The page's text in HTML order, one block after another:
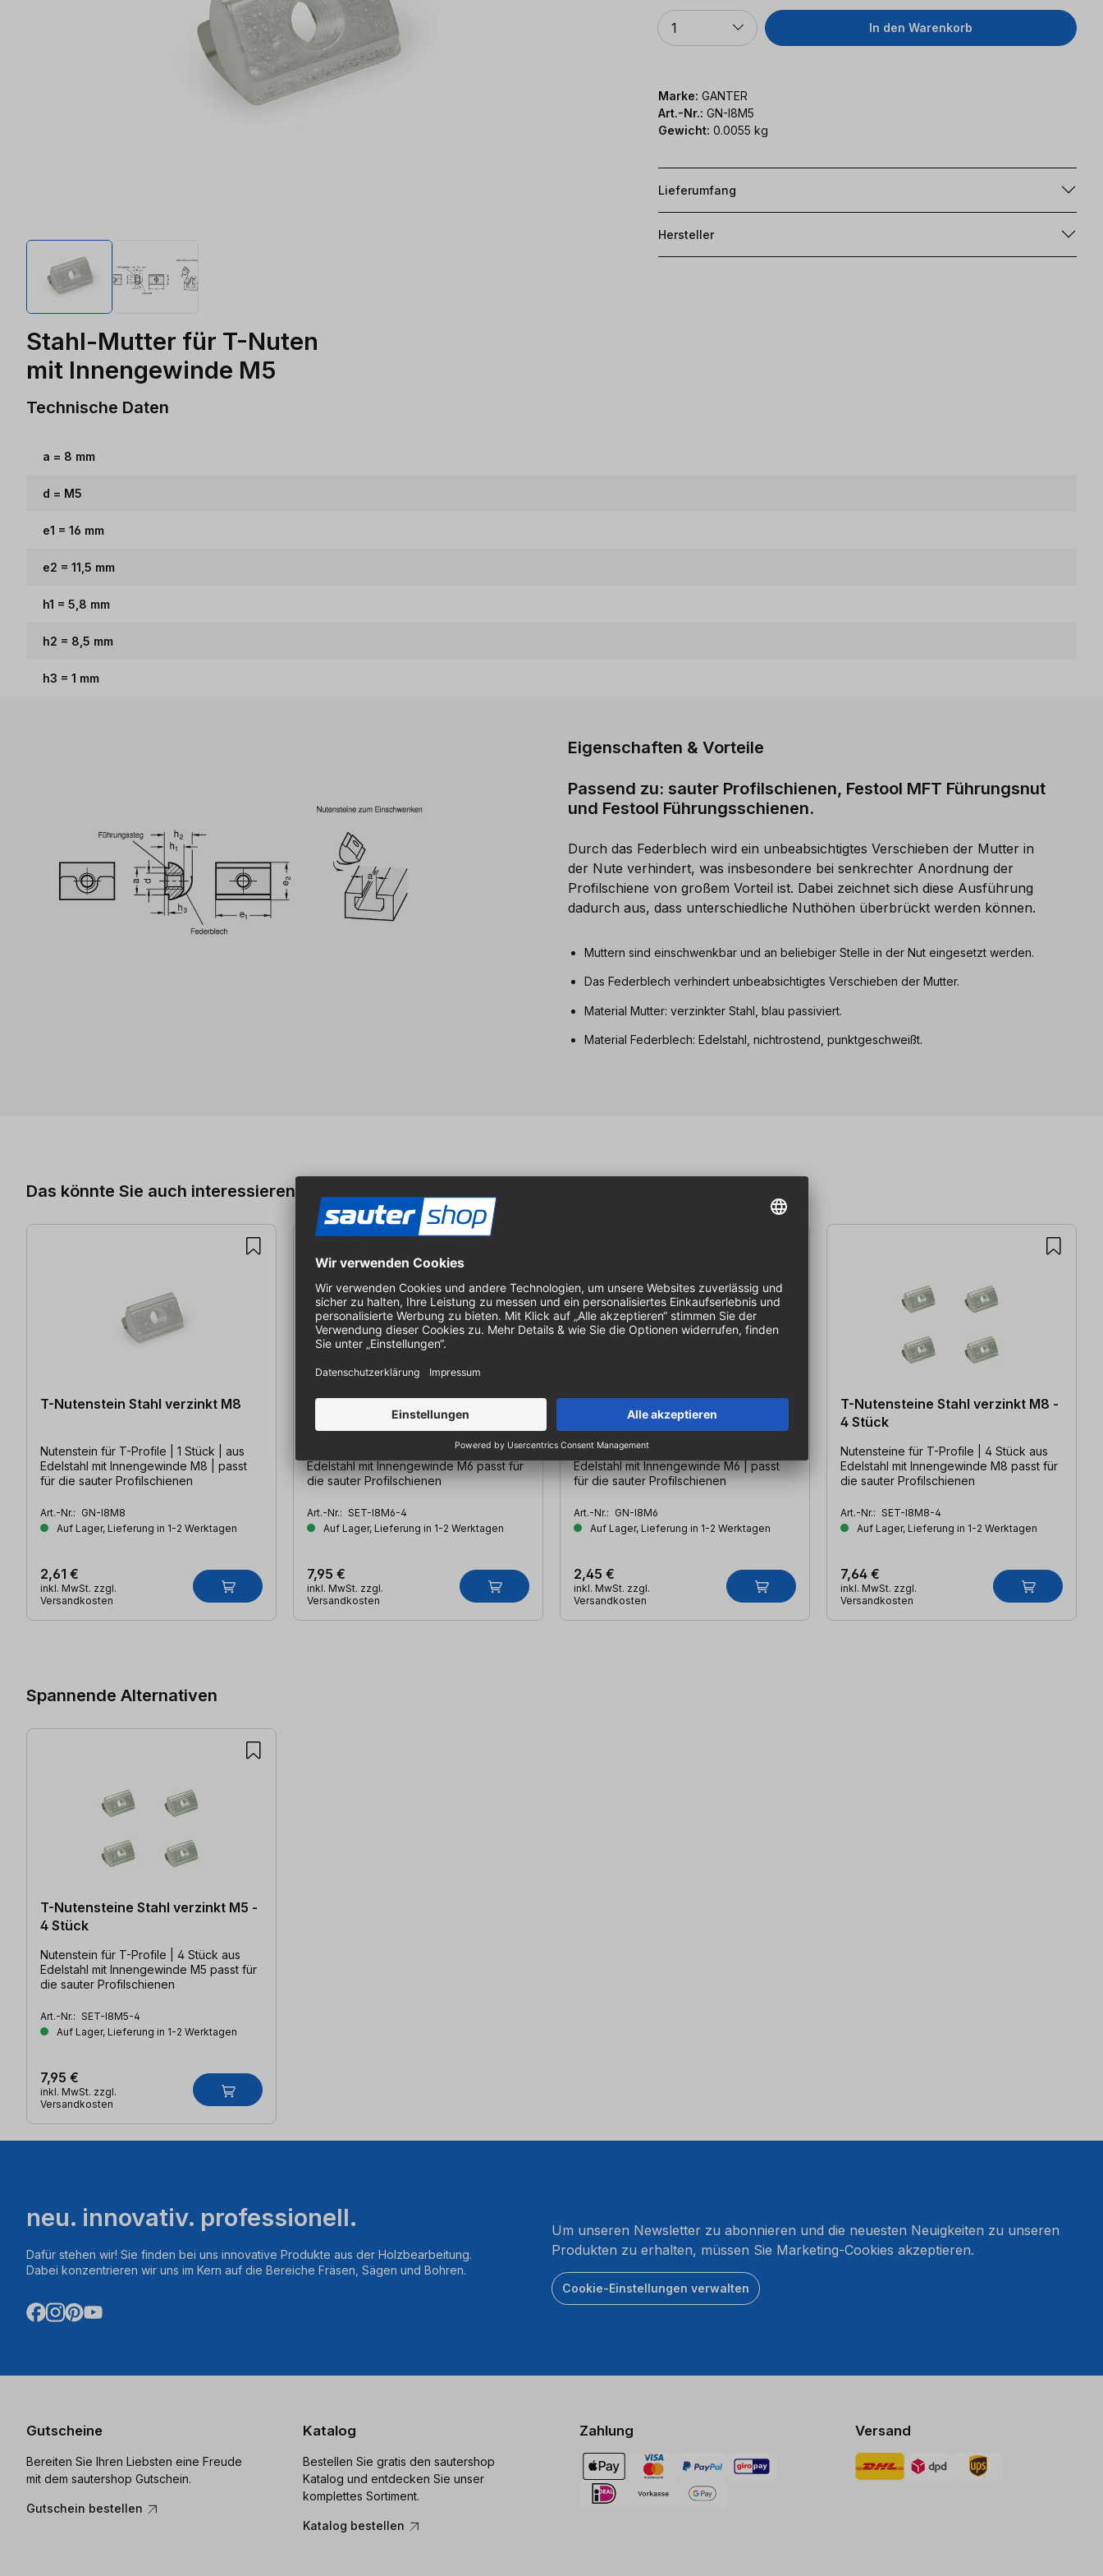
Anzahl
1 In den Warenkorb
Marke: GANTER
Art.-Nr.: GN-I8M5
Gewicht: 0.0055 kg
Lieferumfang
Hersteller
Stahl-Mutter für T-Nuten
mit Innengewinde M5
Technische Daten
a = 8 mm
d = M5
e1 = 16 mm
e2 = 11,5 mm
h1 = 5,8 mm
h2 = 8,5 mm
h3 = 1 mm
Eigenschaften & Vorteile
Passend zu: sauter Profilschienen, Festool MFT Führungsnut
und Festool Führungsschienen.
Durch das Federblech wird ein unbeabsichtigtes Verschieben der Mutter in
der Nute verhindert, was insbesondere bei senkrechter Anordnung der
Profilschiene von großem Vorteil ist. Dabei zeichnet sich diese Ausführung
dadurch aus, dass unterschiedliche Nuthöhen überbrückt werden können.
Muttern sind einschwenkbar und an beliebiger Stelle in der Nut eingesetzt werden.
Das Federblech verhindert unbeabsichtigtes Verschieben der Mutter.
Material Mutter: verzinkter Stahl, blau passiviert.
Material Federblech: Edelstahl, nichtrostend, punktgeschweißt.
Das könnte Sie auch interessieren
T-Nutenstein Stahl verzinkt M8
Nutenstein für T-Profile | 1 Stück | aus
Edelstahl mit Innengewinde M8 | passt
für die sauter Profilschienen
Art.-Nr.: GN-I8M8
Auf Lager, Lieferung in 1-2 Werktagen
2,61 €
inkl. MwSt. zzgl.
Versandkosten
T-Nutensteine Stahl verzinkt M6 -
Nutenstein für T-Profile | 4 Stück aus
Edelstahl mit Innengewinde M6 passt für
die sauter Profilschienen
Art.-Nr.: SET-I8M6-4
Auf Lager, Lieferung in 1-2 Werktagen
7,95 €
inkl. MwSt. zzgl.
Versandkosten
T-Nutenstein Stahl verzinkt M6
Nutenstein für T-Profile | 1 Stück | aus
Edelstahl mit Innengewinde M6 | passt
für die sauter Profilschienen
Art.-Nr.: GN-I8M6
Auf Lager, Lieferung in 1-2 Werktagen
2,45 €
inkl. MwSt. zzgl.
Versandkosten
T-Nutensteine Stahl verzinkt M8 -
4 Stück
Nutensteine für T-Profile | 4 Stück aus
Edelstahl mit Innengewinde M8 passt für
die sauter Profilschienen
Art.-Nr.: SET-I8M8-4
Auf Lager, Lieferung in 1-2 Werktagen
7,64 €
inkl. MwSt. zzgl.
Versandkosten
Spannende Alternativen
T-Nutensteine Stahl verzinkt M5 -
4 Stück
Nutenstein für T-Profile | 4 Stück aus
Edelstahl mit Innengewinde M5 passt für
die sauter Profilschienen
Art.-Nr.: SET-I8M5-4
Auf Lager, Lieferung in 1-2 Werktagen
7,95 €
inkl. MwSt. zzgl.
Versandkosten
neu. innovativ. professionell.
Dafür stehen wir! Sie finden bei uns innovative Produkte aus der Holzbearbeitung.
Dabei konzentrieren wir uns im Kern auf die Bereiche Fräsen, Sägen und Bohren.
Um unseren Newsletter zu abonnieren und die neuesten Neuigkeiten zu unseren
Produkten zu erhalten, müssen Sie Marketing-Cookies akzeptieren.
Cookie-Einstellungen verwalten
Gutscheine
Bereiten Sie Ihren Liebsten eine Freude
mit dem sautershop Gutschein.
Gutschein bestellen
Katalog
Bestellen Sie gratis den sautershop
Katalog und entdecken Sie unser
komplettes Sortiment.
Katalog bestellen
Zahlung Versand